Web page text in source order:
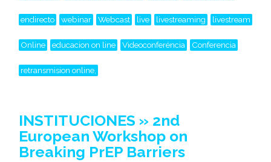
endirecto webinar Webcast live livestreaming livestream
Online educacion on line Videoconferéncia Conferencia
retransmision online,
INSTITUCIONES » 2nd
European Workshop on
Breaking PrEP Barriers